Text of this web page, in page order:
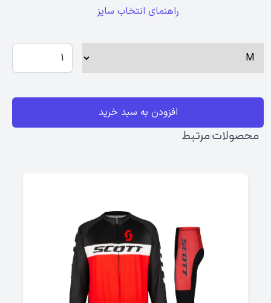
راهنمای انتخاب سایز
افزودن به سبد خرید
محصولات مرتبط